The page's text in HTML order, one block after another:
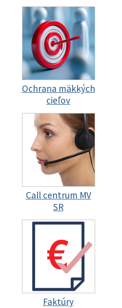
Ochrana mäkkých
cieľov
Call centrum MV
SR
Faktúry